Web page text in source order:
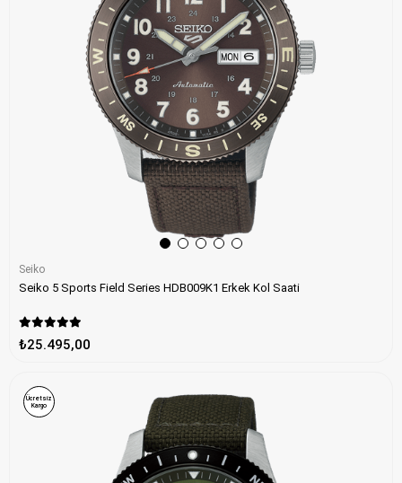
Seiko
Seiko 5 Sports Field Series HDB009K1 Erkek Kol Saati
₺25.495,00
Ücretsiz
Kargo